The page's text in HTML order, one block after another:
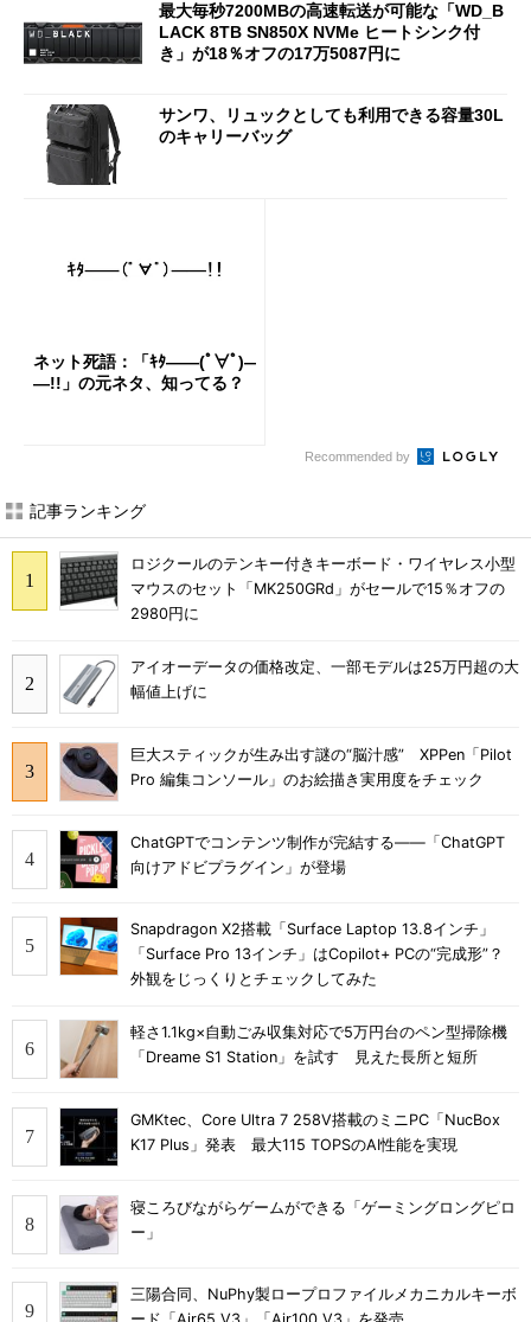
最大毎秒7200MBの高速転送が可能な「WD_B
LACK 8TB SN850X NVMe ヒートシンク付
き」が18％オフの17万5087円に
サンワ、リュックとしても利用できる容量30L
のキャリーバッグ
ネット死語：「ｷﾀ――(ﾟ∀ﾟ)―
―!!」の元ネタ、知ってる？
Recommended by
記事ランキング
ロジクールのテンキー付きキーボード・ワイヤレス小型
マウスのセット「MK250GRd」がセールで15％オフの
2980円に
アイオーデータの価格改定、一部モデルは25万円超の大
幅値上げに
巨大スティックが生み出す謎の“脳汁感” XPPen「Pilot
Pro 編集コンソール」のお絵描き実用度をチェック
ChatGPTでコンテンツ制作が完結する――「ChatGPT
向けアドビプラグイン」が登場
Snapdragon X2搭載「Surface Laptop 13.8インチ」
「Surface Pro 13インチ」はCopilot+ PCの“完成形”？
外観をじっくりとチェックしてみた
軽さ1.1kg×自動ごみ収集対応で5万円台のペン型掃除機
「Dreame S1 Station」を試す 見えた長所と短所
GMKtec、Core Ultra 7 258V搭載のミニPC「NucBox
K17 Plus」発表 最大115 TOPSのAI性能を実現
寝ころびながらゲームができる「ゲーミングロングピロ
ー」
三陽合同、NuPhy製ロープロファイルメカニカルキーボ